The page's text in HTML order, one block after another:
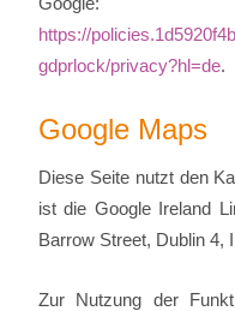
https://
gdprlock/privacy?hl=de.
Google Maps
Diese Seite nutzt den
ist die Google Ireland
Barrow Street, Dublin 4,
Zur Nutzung der